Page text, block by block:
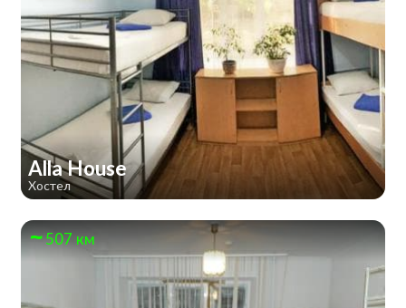
Alla House
Хостел
507 км